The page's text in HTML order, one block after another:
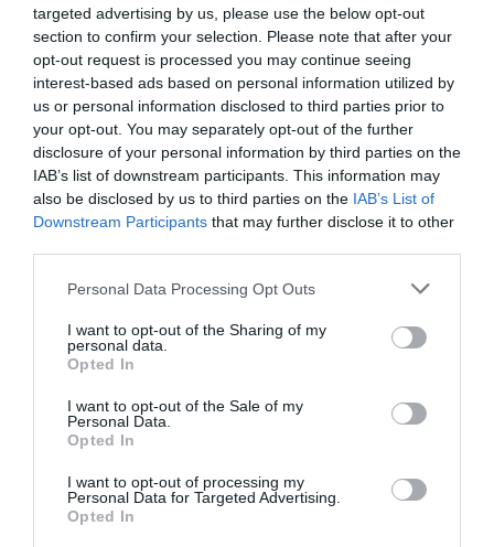
targeted advertising by us, please use the below opt-out
section to confirm your selection. Please note that after your
opt-out request is processed you may continue seeing
interest-based ads based on personal information utilized by
us or personal information disclosed to third parties prior to
your opt-out. You may separately opt-out of the further
disclosure of your personal information by third parties on the
IAB’s list of downstream participants. This information may
also be disclosed by us to third parties on the IAB’s List of
Downstream Participants that may further disclose it to other
Personal Data Processing Opt Outs
I want to opt-out of the Sharing of my
personal data.
Opted In
I want to opt-out of the Sale of my
Personal Data.
Opted In
I want to opt-out of processing my
Personal Data for Targeted Advertising.
Opted In
varios agentes económicos como propietarios
agrícolas y urbanos, industriales y comerciantes,
en Ibiza una familia concentraba el poder
económico a través de las finanzas.
Uno de los hoteles més famosos de Ibiza | iStock